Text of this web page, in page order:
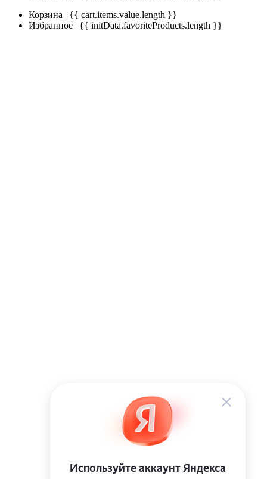
Корзина | {{ cart.items.value.length }}
Избранное | {{ initData.favoriteProducts.length }}